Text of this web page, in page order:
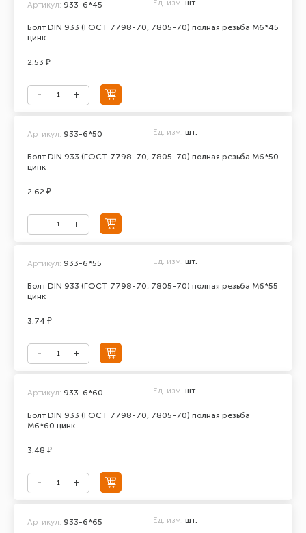
Болт DIN 933 (ГОСТ 7798-70, 7805-70) полная резьба М6*45
цинк
Артикул: 933-6*45 Ед. изм. шт.
2.53 ₽
Болт DIN 933 (ГОСТ 7798-70, 7805-70) полная резьба М6*50
цинк
Артикул: 933-6*50 Ед. изм. шт.
2.62 ₽
Болт DIN 933 (ГОСТ 7798-70, 7805-70) полная резьба М6*55
цинк
Артикул: 933-6*55 Ед. изм. шт.
3.74 ₽
Болт DIN 933 (ГОСТ 7798-70, 7805-70) полная резьба
М6*60 цинк
Артикул: 933-6*60 Ед. изм. шт.
3.48 ₽
Артикул: 933-6*65 Ед. изм. шт.